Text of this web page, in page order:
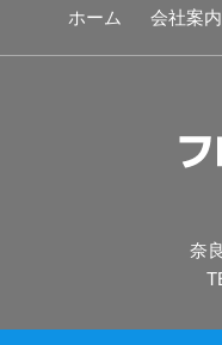
ホーム 会社案内
奈